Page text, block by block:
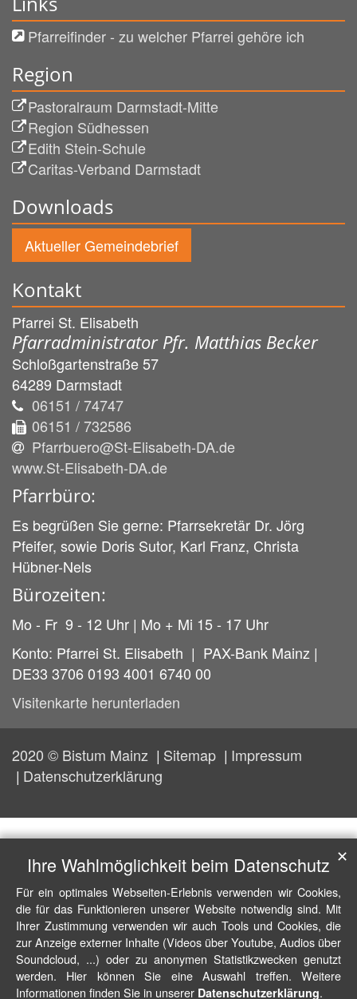
Pfarreifinder - zu welcher Pfarrei gehöre ich
Region
Pastoralraum Darmstadt-Mitte
Region Südhessen
Edith Stein-Schule
Caritas-Verband Darmstadt
Downloads
Aktueller Gemeindebrief
Kontakt
Pfarrei St. Elisabeth
Pfarradministrator Pfr. Matthias Becker
Schloßgartenstraße 57
64289 Darmstadt
06151 / 74747
06151 / 732586
Pfarrbuero@St-Elisabeth-DA.de
www.St-Elisabeth-DA.de
Pfarrbüro:
Es begrüßen Sie gerne: Pfarrsekretär Dr. Jörg
Pfeifer, sowie Doris Sutor, Karl Franz, Christa
Hübner-Nels
Bürozeiten:
Mo - Fr 9 - 12 Uhr | Mo + Mi 15 - 17 Uhr
Konto: Pfarrei St. Elisabeth | PAX-Bank Mainz |
DE33 3706 0193 4001 6740 00
Visitenkarte herunterladen
2020 © Bistum Mainz Sitemap
Impressum
Datenschutzerklärung
Ihre Wahlmöglichkeit beim Datenschutz
Für ein optimales Webseiten-Erlebnis verwenden wir Cookies,
die für das Funktionieren unserer Website notwendig sind. Mit
Ihrer Zustimmung verwenden wir auch Tools und Cookies, die
zur Anzeige externer Inhalte (Videos über Youtube, Audios über
Soundcloud, ...) oder zu anonymen Statistikzwecken genutzt
werden. Hier können Sie eine Auswahl treffen. Weitere
Informationen finden Sie in unserer Datenschutzerklärung.
✕